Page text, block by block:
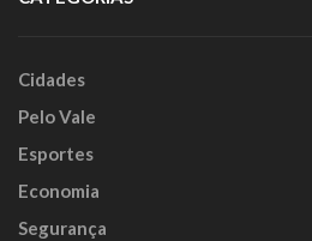
Cidades
Pelo Vale
Esportes
Economia
Segurança